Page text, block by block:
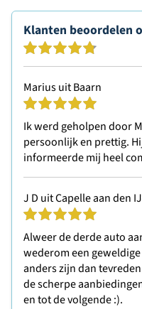
Klanten beoordelen
Marius uit Baarn
Ik werd geholpen door
persoonlijk en prettig.
informeerde mij heel
J D uit Capelle aan den
Alweer de derde auto
wederom een
anders zijn dan
de scherpe
en tot de volgende :).